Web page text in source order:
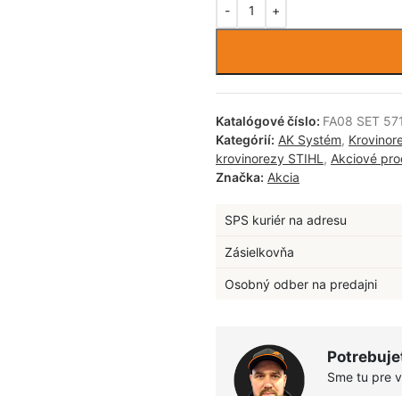
Katalógové číslo: FA08 SET
Kategórií: AK Systém,
krovinorezy STIHL , Akciové
Značka: Akcia
SPS kuriér na adresu
Zásielkovňa
Osobný odber na predajni
Sme tu pre